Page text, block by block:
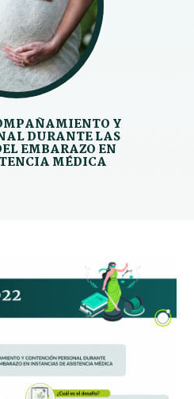
Y
DURANTE LAS
EMBARAZO EN
MÉDICA